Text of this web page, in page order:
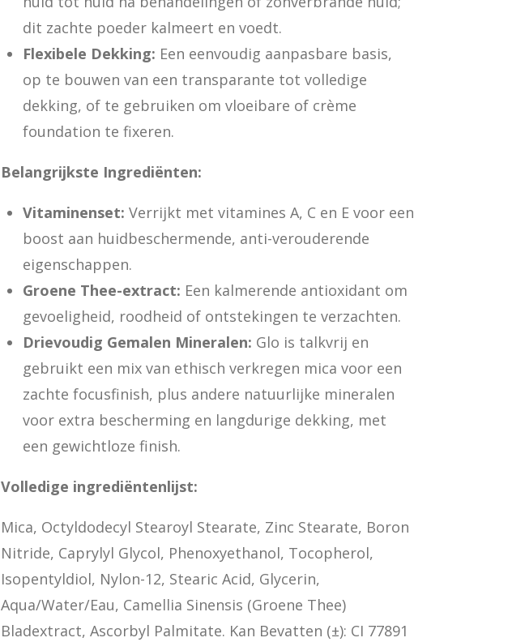
dit zachte poeder kalmeert en voedt.
Flexibele Dekking: Een eenvoudig aanpasbare basis,
op te bouwen van een transparante tot volledige
dekking, of te gebruiken om vloeibare of crème
foundation te fixeren.
Belangrijkste Ingrediënten:
Vitaminenset: Verrijkt met vitamines A, C en E voor een
boost aan huidbeschermende, anti-verouderende
eigenschappen.
Groene Thee-extract: Een kalmerende antioxidant om
gevoeligheid, roodheid of ontstekingen te verzachten.
Drievoudig Gemalen Mineralen: Glo is talkvrij en
gebruikt een mix van ethisch verkregen mica voor een
zachte focusfinish, plus andere natuurlijke mineralen
voor extra bescherming en langdurige dekking, met
een gewichtloze finish.
Volledige ingrediëntenlijst:
Mica, Octyldodecyl Stearoyl Stearate, Zinc Stearate, Boron
Nitride, Caprylyl Glycol, Phenoxyethanol, Tocopherol,
Isopentyldiol, Nylon-12, Stearic Acid, Glycerin,
Aqua/Water/Eau, Camellia Sinensis (Groene Thee)
Bladextract, Ascorbyl Palmitate. Kan Bevatten (±): CI 77891